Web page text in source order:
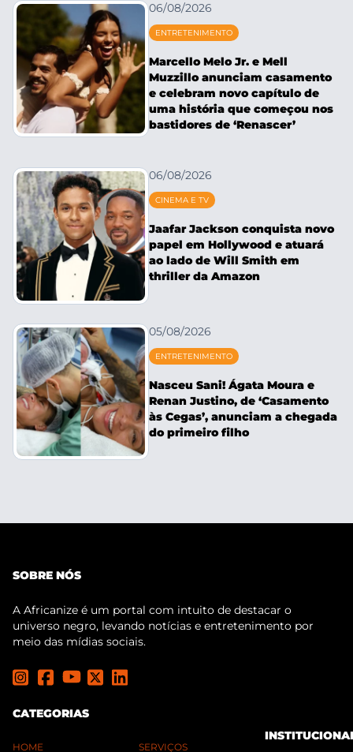
06/08/2026
ENTRETENIMENTO
Marcello Melo Jr. e Mell
Muzzillo anunciam casamento
e celebram novo capítulo de
uma história que começou nos
bastidores de ‘Renascer’
06/08/2026
CINEMA E TV
Jaafar Jackson conquista novo
papel em Hollywood e atuará
ao lado de Will Smith em
thriller da Amazon
05/08/2026
ENTRETENIMENTO
Nasceu Sani! Ágata Moura e
Renan Justino, de ‘Casamento
às Cegas’, anunciam a chegada
do primeiro filho
SOBRE NÓS
A Africanize é um portal com intuito de destacar o
universo negro, levando notícias e entretenimento por
meio das mídias sociais.
CATEGORIAS
HOME SERVIÇOS